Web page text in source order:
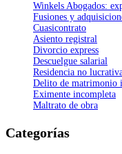
Winkels Abogados:
Fusiones y
Cuasicontrato
Asiento registral
Divorcio express
Descuelgue salarial
Residencia no
Delito de matrimonio
Eximente incompleta
Maltrato de obra
Categorías